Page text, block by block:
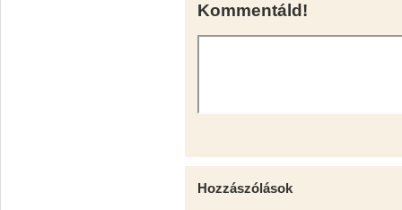
Kommentáld!
Hozzászólások